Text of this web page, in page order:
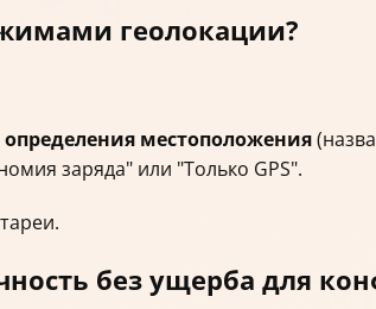
геолокации?
местоположения
заряда" или "Только GPS".
без ущерба для